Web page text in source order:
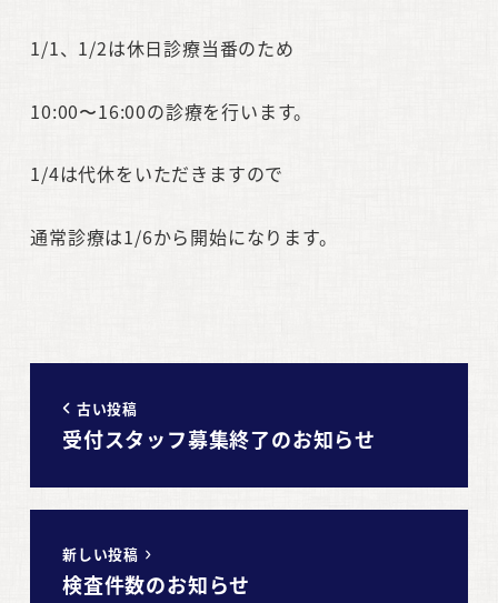
1/1、1/2は休日診療当番のため
10:00〜16:00の診療を行います。
1/4は代休をいただきますので
通常診療は1/6から開始になります。
古い投稿
受付スタッフ募集終了のお知らせ
新しい投稿
検査件数のお知らせ